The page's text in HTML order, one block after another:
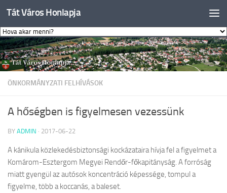
Skip to content
Tát Város Honlapja
ÖNKORMÁNYZATI FELHÍVÁSOK
A hőségben is figyelmesen vezessünk
BY ADMIN · 2017-06-22
A kánikula közlekedésbiztonsági kockázataira hívja fel a figyelmet a
Komárom-Esztergom Megyei Rendőr-főkapitányság. A forróság
miatt gyengül az autósok koncentráció képessége, tompul a
figyelme, több a koccanás, a baleset.